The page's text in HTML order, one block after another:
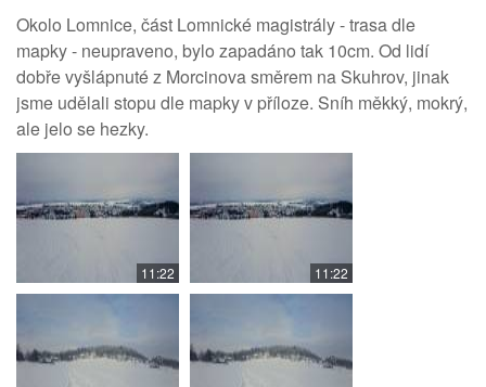
Okolo Lomnice, část Lomnické magistrály - trasa dle
mapky - neupraveno, bylo zapadáno tak 10cm. Od lidí
dobře vyšlápnuté z Morcinova směrem na Skuhrov, jinak
jsme udělali stopu dle mapky v příloze. Sníh měkký, mokrý,
ale jelo se hezky.
11:22 11:22